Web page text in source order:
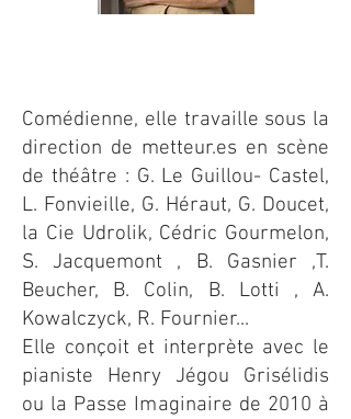
Comédienne, elle travaille sous la
direction de metteur.es en scène
de théâtre : G. Le Guillou- Castel,
L. Fonvieille, G. Héraut, G. Doucet,
la Cie Udrolik, Cédric Gourmelon,
S. Jacquemont , B. Gasnier ,T.
Beucher, B. Colin, B. Lotti , A.
Kowalczyck, R. Fournier...
Elle conçoit et interprète avec le
pianiste Henry Jégou Grisélidis
ou la Passe Imaginaire de 2010 à